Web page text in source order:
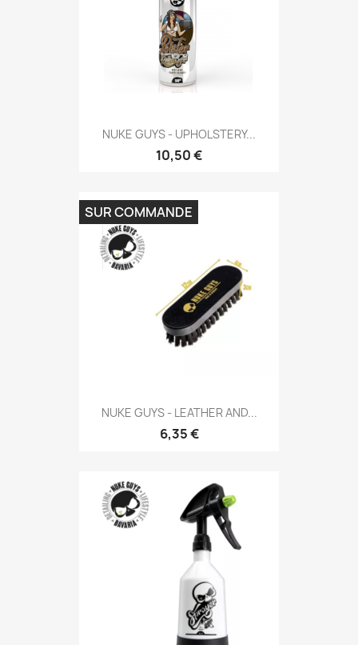
NUKE GUYS - UPHOLSTERY...
10,50 €
NUKE GUYS - LEATHER AND...
6,35 €
SUR COMMANDE